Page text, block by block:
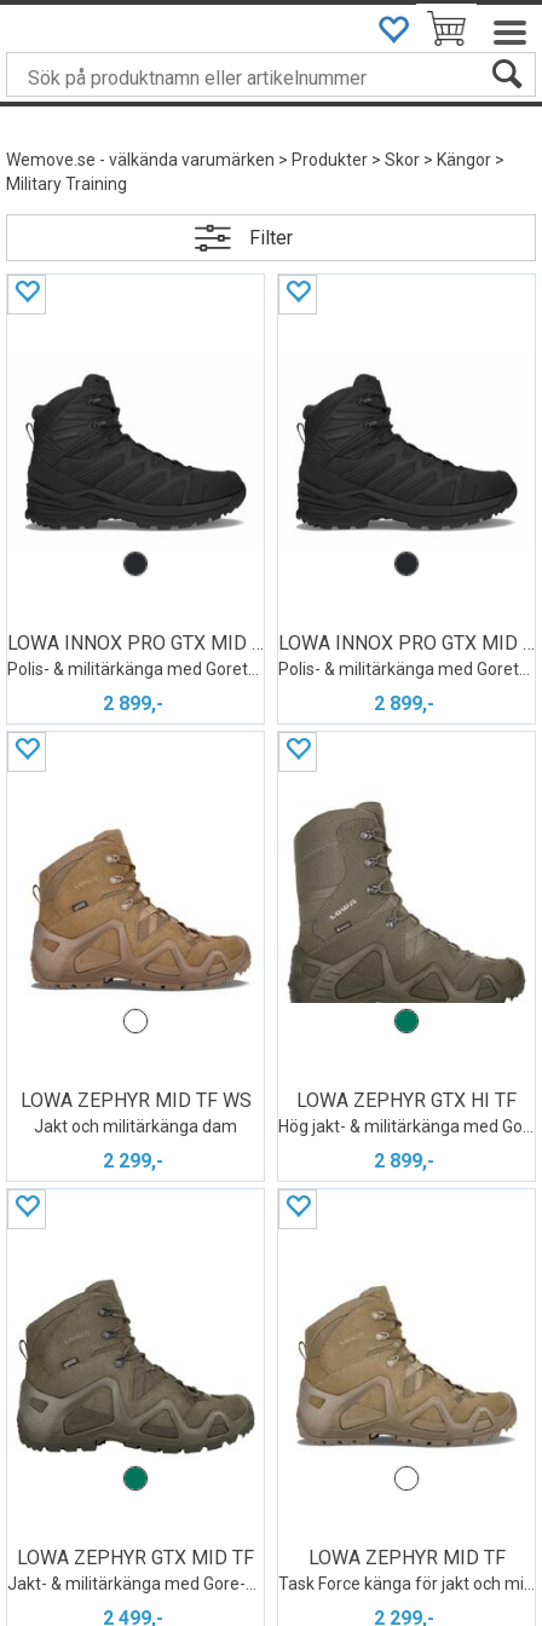
Wemove.se - välkända varumärken>Produkter>Skor>Kängor>
Military Training
Filter
LOWA INNOX PRO GTX MID TF WS
2 899,-
LOWA INNOX PRO GTX MID TF
2 899,-
LOWA ZEPHYR MID TF WS
Jakt och militärkänga dam
2 299,-
LOWA ZEPHYR GTX HI TF
Hög jakt- & militärkänga med Gore-Tex
2 899,-
LOWA ZEPHYR GTX MID TF
Jakt- & militärkänga med Gore-Tex
2 499,-
LOWA ZEPHYR MID TF
Task Force känga för jakt och militär
2 299,-